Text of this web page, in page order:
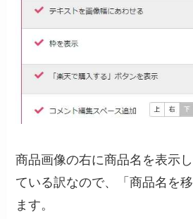
商品画像の右に商品名を表示
ている訳なので、「商品名を
ます。